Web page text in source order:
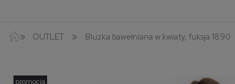
» OUTLET » Bluzka bawełniana w kwiaty, fuksja 1890
promocja